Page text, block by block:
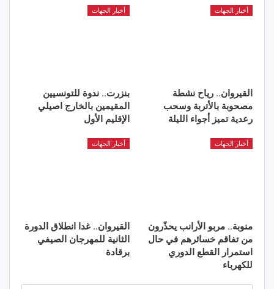
أخبار الجهات
القيروان.. رياح نشطة
مصحوبة بالأتربة وسحب
رعدية تميز أجواء الليلة
أخبار الجهات
بنزرت.. ندوة للتونسيين
المقيمين بالخارج اصيلي
الإقليم الأول
أخبار الجهات
منوبة.. مربو الأرانب يحذّرون
من تفاقم خسائرهم في حال
استمرار القطع الدوري
للكهرباء
أخبار الجهات
القيروان.. غدا انطلاق الدورة
الثانية للمهرجان الصيفي
برقادة